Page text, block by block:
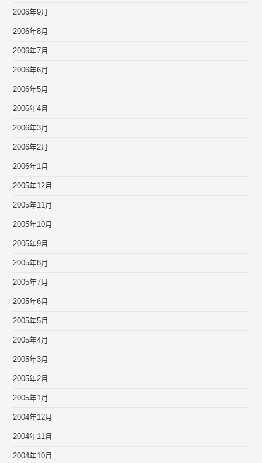
2006年9月
2006年8月
2006年7月
2006年6月
2006年5月
2006年4月
2006年3月
2006年2月
2006年1月
2005年12月
2005年11月
2005年10月
2005年9月
2005年8月
2005年7月
2005年6月
2005年5月
2005年4月
2005年3月
2005年2月
2005年1月
2004年12月
2004年11月
2004年10月